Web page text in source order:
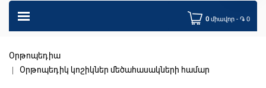
0 միավոր - ֏ 0
Օրթոպեդիա
Օրթոպեդիկ կոշիկներ մեծահասակների համար